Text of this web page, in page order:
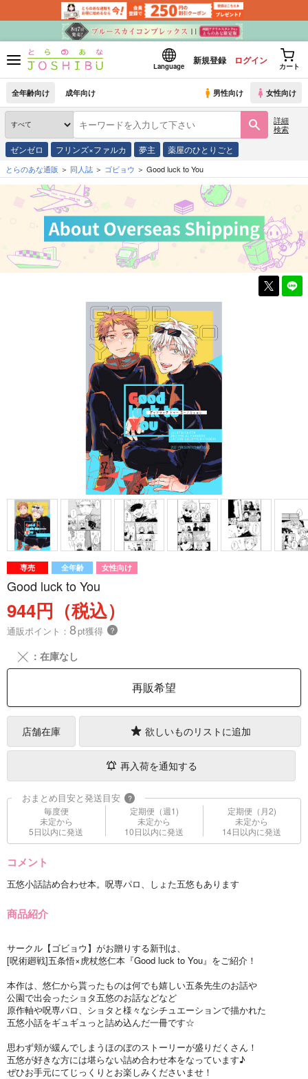
Language
新規登録 ログイン
カート
全年齢向け 成年向け 男性向け 女性向け
詳細
検索
ゼンゼロ フリンズ×ファルカ 夢主 薬屋のひとりごと
とらのあな通販 同人誌 ゴビョウ Good luck to You
専売 全年齢 女性向け
Good luck to You
944円（税込）
通販ポイント： 8pt獲得 ？
╳ ：在庫なし
再販希望
店舗在庫 欲しいものリストに追加
再入荷を通知する
おまとめ目安と発送目安 ?
毎度便
未定から
5日以内に発送
定期便（週1)
未定から
10日以内に発送
定期便（月2)
未定から
14日以内に発送
コメント
五悠小話詰め合わせ本。呪専パロ、しょた五悠もあります
商品紹介
サークル【ゴビョウ】がお贈りする新刊は、
[呪術廻戦]五条悟×虎杖悠仁本『Good luck to You』をご紹介！
本作は、悠仁から貰ったものは何でも嬉しい五条先生のお話や
公園で出会ったショタ五悠のお話などなど
原作軸や呪専パロ、ショタと様々なシチュエーションで描かれた
五悠小話をギュギュっと詰め込んだ一冊です☆
思わず頬が緩んでしまうほのぼのストーリーが盛りだくさん！
五悠が好きな方には堪らない詰め合わせ本をなっています♪
ぜひお手元にてじっくりとお楽しみくださいませ！